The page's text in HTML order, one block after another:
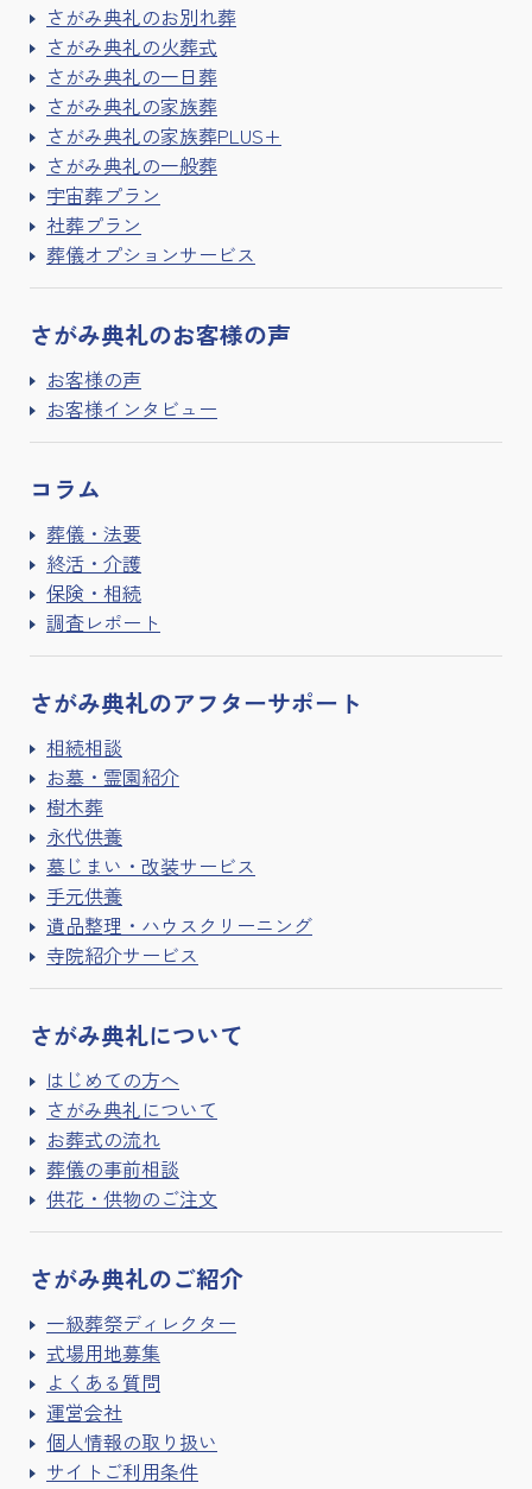
さがみ典礼のお別れ葬
さがみ典礼の火葬式
さがみ典礼の一日葬
さがみ典礼の家族葬
さがみ典礼の家族葬PLUS+
さがみ典礼の一般葬
宇宙葬プラン
社葬プラン
葬儀オプションサービス
さがみ典礼のお客様の声
お客様の声
お客様インタビュー
コラム
葬儀・法要
終活・介護
保険・相続
調査レポート
さがみ典礼のアフターサポート
相続相談
お墓・霊園紹介
樹木葬
永代供養
墓じまい・改装サービス
手元供養
遺品整理・ハウスクリーニング
寺院紹介サービス
さがみ典礼について
はじめての方へ
さがみ典礼について
お葬式の流れ
葬儀の事前相談
供花・供物のご注文
さがみ典礼のご紹介
一級葬祭ディレクター
式場用地募集
よくある質問
運営会社
個人情報の取り扱い
サイトご利用条件